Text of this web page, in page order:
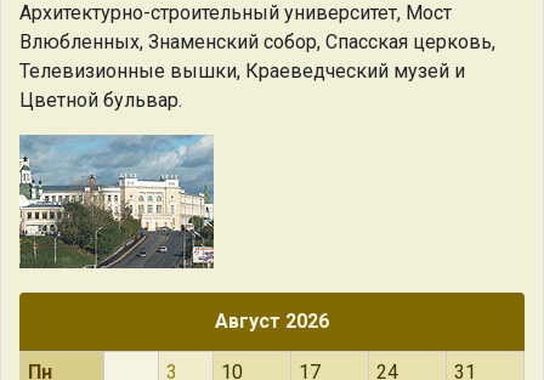
Архитектурно-строительный университет, Мост
Влюбленных, Знаменский собор, Спасская церковь,
Телевизионные вышки, Краеведческий музей и
Цветной бульвар.
Август 2026
Пн 3 10 17 24 31